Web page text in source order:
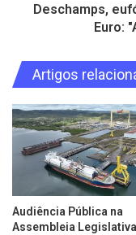
Deschamps,
Euro:
Artigos
Audiência Pública na
Assembleia Legislativa